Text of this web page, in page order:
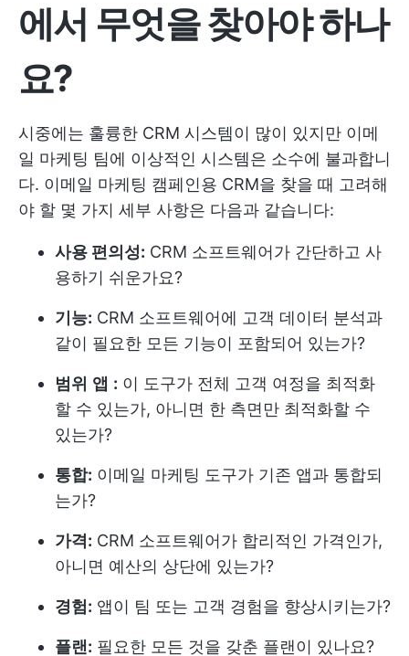
에서 무엇을 찾아야 하나
요?
시중에는 훌륭한 CRM 시스템이 많이 있지만 이메
일 마케팅 팀에 이상적인 시스템은 소수에 불과합니
다. 이메일 마케팅 캠페인용 CRM을 찾을 때 고려해
야 할 몇 가지 세부 사항은 다음과 같습니다:
사용 편의성: CRM 소프트웨어가 간단하고 사
용하기 쉬운가요?
기능: CRM 소프트웨어에 고객 데이터 분석과
같이 필요한 모든 기능이 포함되어 있는가?
범위 앱 : 이 도구가 전체 고객 여정을 최적화
할 수 있는가, 아니면 한 측면만 최적화할 수
있는가?
통합: 이메일 마케팅 도구가 기존 앱과 통합되
는가?
가격: CRM 소프트웨어가 합리적인 가격인가,
아니면 예산의 상단에 있는가?
경험: 앱이 팀 또는 고객 경험을 향상시키는가?
플랜: 필요한 모든 것을 갖춘 플랜이 있나요?